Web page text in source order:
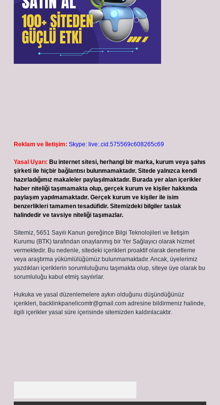
Reklam ve İletişim: Skype: live:.cid.575569c608265c69
Yasal Uyarı: Bu internet sitesi, herhangi bir marka, kurum veya şahıs
şirketi ile hiçbir bağlantısı bulunmamaktadır. Sitede yalnızca kendi
hazırladığımız makaleler paylaşılmaktadır. Burada yer alan içerikler
haber niteliği taşımamakta olup, gerçek kurum ve kişiler hakkında
paylaşım yapılmamaktadır. Gerçek kurum ve kişiler ile isim
benzerlikleri tamamen tesadüfidir. Sitemizdeki bilgiler taslak
halindedir ve tavsiye niteliği taşımazlar.
Sitemiz, 5651 Sayılı Kanun gereğince Bilgi Teknolojileri ve İletişim
Kurumu (BTK) tarafından onaylanmış bir Yer Sağlayıcı olarak hizmet
vermektedir. Bu nedenle, sitedeki içerikleri proaktif olarak denetleme
veya araştırma yükümlülüğümüz bulunmamaktadır. Ancak, üyelerimiz
yazdıkları içeriklerin sorumluluğunu taşımakta olup, siteye üye olarak bu
sorumluluğu kabul etmiş sayılırlar.
Hukuka ve yasal düzenlemelere aykırı olduğunu düşündüğünüz
içerikleri, backlinkpanelicomtr@gmail.com adresine bildirmeniz halinde,
ilgili içerikler yasal süre içerisinde sitemizden kaldırılacaktır.